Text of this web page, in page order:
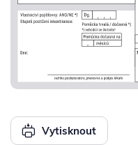
Vytisknout